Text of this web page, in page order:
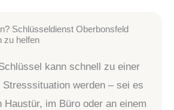
Schlüsseldienst Oberbonsfeld
zu helfen
kann schnell zu einer
Stresssituation werden – sei es
Haustür, im Büro oder an einem